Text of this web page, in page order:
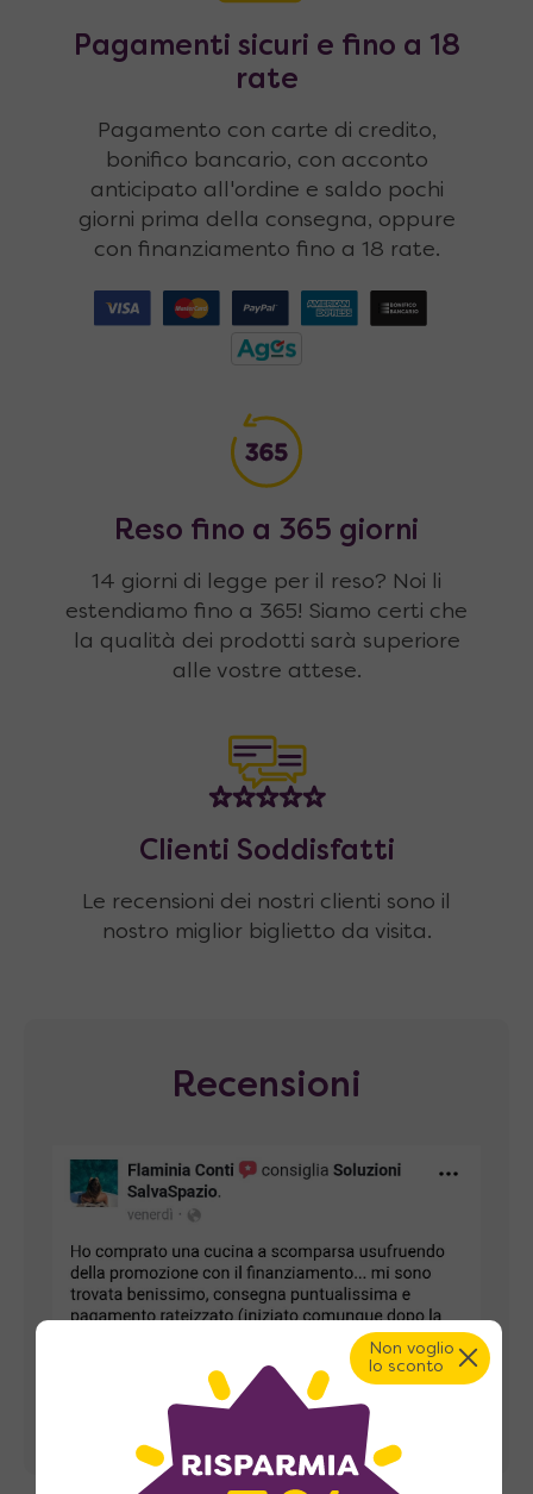
Pagamenti sicuri e fino a 18
rate
Pagamento con carte di credito,
bonifico bancario, con acconto
anticipato all'ordine e saldo pochi
giorni prima della consegna, oppure
con finanziamento fino a 18 rate.
Reso fino a 365 giorni
14 giorni di legge per il reso? Noi li
estendiamo fino a 365! Siamo certi che
la qualità dei prodotti sarà superiore
alle vostre attese.
Clienti Soddisfatti
Le recensioni dei nostri clienti sono il
nostro miglior biglietto da visita.
Recensioni
Non voglio
lo sconto